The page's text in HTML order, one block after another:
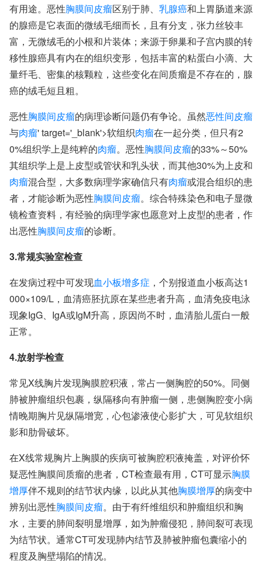
有用途。恶性胸膜间皮瘤区别于肺、 乳腺癌和上胃肠道来源
的腺癌是它表面的微绒毛细而长，且有分支，张力丝较丰
富，无微绒毛的小根和片装体；来源于卵巢和子宫内膜的转
移性腺癌具有内在的组织变形，包括丰富的粘蛋白小滴、大
量纤毛、密集的核颗粒，这些变化在间质瘤是不存在的，腺
癌的绒毛短且粗。
恶性胸膜间皮瘤的病理诊断问题仍有争论。虽然恶性间皮瘤
与肉瘤' target='_blank'>软组织肉瘤在一起分类，但只有2
0%组织学上是纯粹的肉瘤。恶性胸膜间皮瘤的33%～50%
其组织学上是上皮型或管状和乳头状，而其他30%为上皮和
肉瘤混合型，大多数病理学家确信只有肉瘤或混合组织的患
者，才能诊断为恶性胸膜间皮瘤。综合特殊染色和电子显微
镜检查资料，有经验的病理学家也愿意对上皮型的患者，作
出恶性胸膜间皮瘤的诊断。
3.常规实验室检查
在发病过程中可发现血小板增多症 ，个别报道血小板高达1
000×109/L，血清癌胚抗原在某些患者升高，血清免疫电泳
现象IgG、IgA或IgM升高，原因尚不时，血清胎儿蛋白一般
正常。
4.放射学检查
常见X线胸片发现胸膜腔积液，常占一侧胸腔的50%。同侧
肺被肿瘤组织包裹，纵隔移向有肿瘤一侧，患侧胸腔变小病
情晚期胸片见纵隔增宽，心包渗液使心影扩大，可见软组织
影和肋骨破坏。
在X线常规胸片上胸膜的疾病可被胸腔积液掩盖，对评价怀
疑恶性胸膜间质瘤的患者，CT检查最有用，CT可显示胸膜
增厚伴不规则的结节状内缘，以此从其他胸膜增厚的病变中
辨别出恶性胸膜间皮瘤。由于有纤维组织和肿瘤组织和胸
水，主要的肺间裂明显增厚，如为肿瘤侵犯，肺间裂可表现
为结节状。通常CT可发现肺内结节及肺被肿瘤包囊缩小的
程度及胸壁塌陷的情况。